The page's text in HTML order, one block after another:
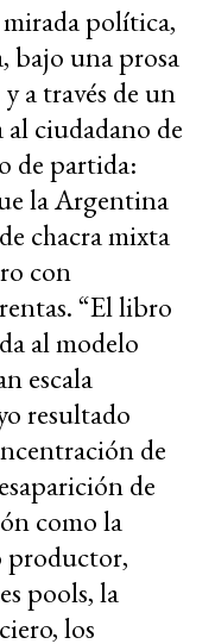
política,
bajo una prosa
a través de un
ciudadano de
de partida:
la Argentina
chacra mixta
con
“El libro
al modelo
escala
resultado
de
de
como la
productor,
pools, la
los